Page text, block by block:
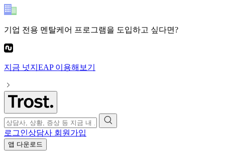
기업 전용 멘탈케어 프로그램을 도입하고 싶다면?
지금 넛지EAP이용해보기
로그인상담사 회원가입
앱 다운로드